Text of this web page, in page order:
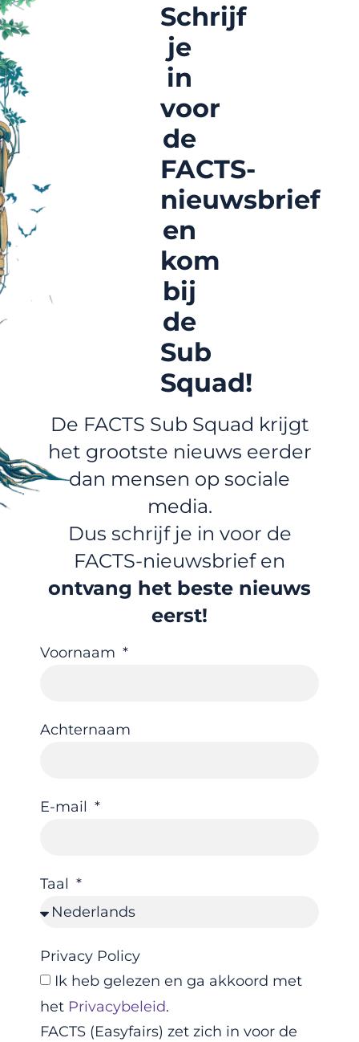
Schrijf
je
in
voor
de
FACTS-
nieuwsbrief
en
kom
bij
de
Sub
Squad!
De FACTS Sub Squad krijgt
het grootste nieuws eerder
dan mensen op sociale
media.
Dus schrijf je in voor de
FACTS-nieuwsbrief en
ontvang het beste nieuws
eerst!
Voornaam
Achternaam
E-mail
Taal
Privacy Policy
Ik heb gelezen en ga akkoord met
het Privacybeleid.
FACTS (Easyfairs) zet zich in voor de